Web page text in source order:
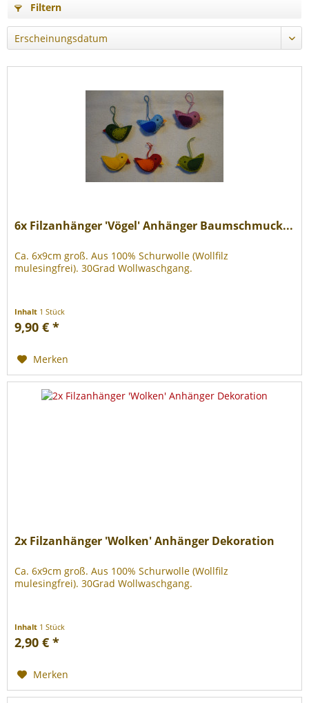
Filtern
6x Filzanhänger 'Vögel' Anhänger Baumschmuck...
Ca. 6x9cm groß. Aus 100% Schurwolle (Wollfilz
mulesingfrei). 30Grad Wollwaschgang.
Inhalt 1 Stück
9,90 € *
Merken
2x Filzanhänger 'Wolken' Anhänger Dekoration
Ca. 6x9cm groß. Aus 100% Schurwolle (Wollfilz
mulesingfrei). 30Grad Wollwaschgang.
Inhalt 1 Stück
2,90 € *
Merken